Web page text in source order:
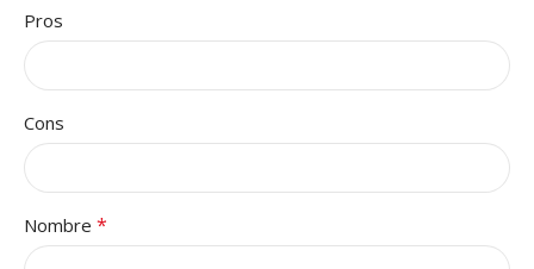
Pros
Cons
Nombre *